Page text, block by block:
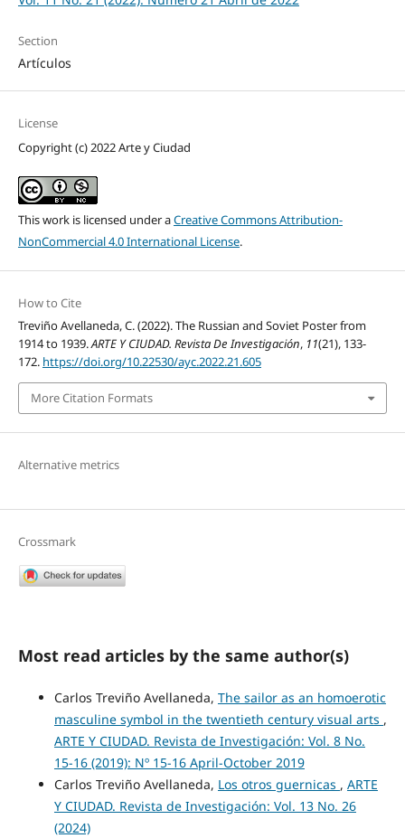
Section
Artículos
License
Copyright (c) 2022 Arte y Ciudad
This work is licensed under aCreative Commons Attribution-
NonCommercial 4.0 International License.
How to Cite
Treviño Avellaneda, C. (2022). The Russian and Soviet Poster from
1914 to 1939.ARTE Y CIUDAD. Revista De Investigación, 11(21), 133-
172. https://doi.org/10.22530/ayc.2022.21.605
More Citation Formats
Alternative metrics
Crossmark
Most read articles by the same author(s)
Carlos Treviño Avellaneda, The sailor as an homoerotic
masculine symbol in the twentieth century visual arts ,
ARTE Y CIUDAD. Revista de Investigación: Vol. 8 No.
15-16 (2019): Nº 15-16 April-October 2019
Carlos Treviño Avellaneda, Los otros guernicas , ARTE
Y CIUDAD. Revista de Investigación: Vol. 13 No. 26
(2024)